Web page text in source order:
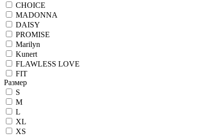
CHOICE
MADONNA
DAISY
PROMISE
Marilyn
Kunert
FLAWLESS LOVE
FIT
Размер
S
M
L
XL
XS